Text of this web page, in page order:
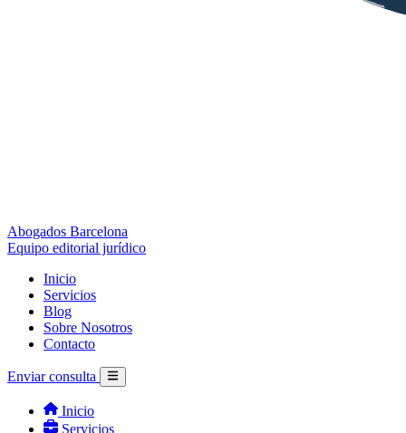
Abogados Barcelona
Equipo editorial jurídico
Inicio
Servicios
Blog
Sobre Nosotros
Contacto
Enviar consulta
Inicio
Servicios